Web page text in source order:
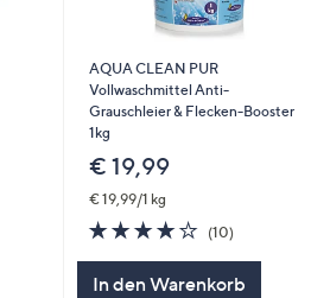
AQUA CLEAN PUR
Vollwaschmittel Anti-
Grauschleier & Flecken-Booster
1kg
€ 19,99
€ 19,99/1 kg
3.9
von
(10)10
In den Warenkorb